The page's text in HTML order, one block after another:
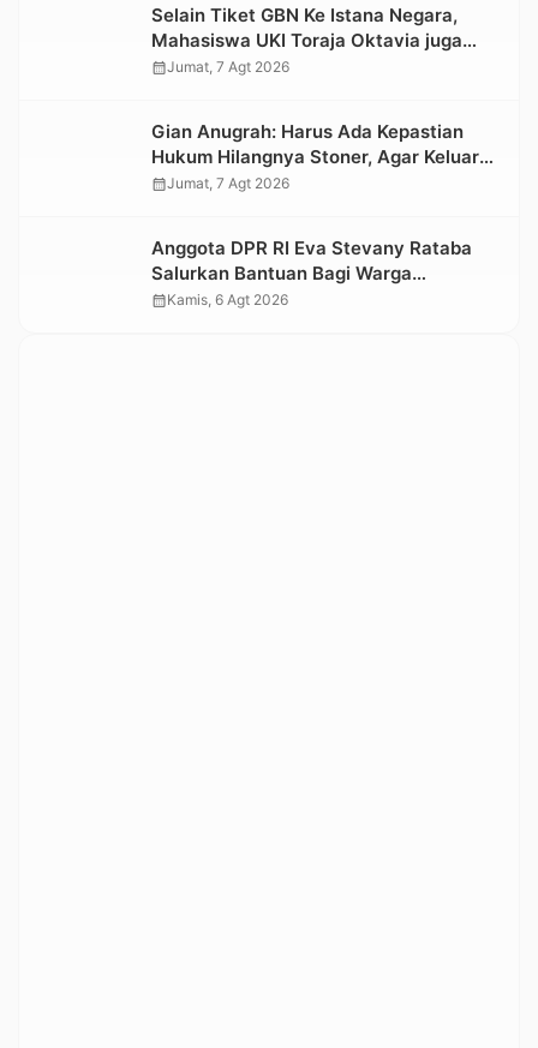
Selain Tiket GBN Ke Istana Negara,
Mahasiswa UKI Toraja Oktavia juga
Lolos ke Pekan Seni Mahasiswa
calendar_monthJumat, 7 Agt 2026
Gian Anugrah: Harus Ada Kepastian
Hukum Hilangnya Stoner, Agar Keluarga
tidak Larut dalam Trauma dan
calendar_monthJumat, 7 Agt 2026
Anggota DPR RI Eva Stevany Rataba
Salurkan Bantuan Bagi Warga
Terdampak Longsor di Buntu Pepasan
calendar_monthKamis, 6 Agt 2026